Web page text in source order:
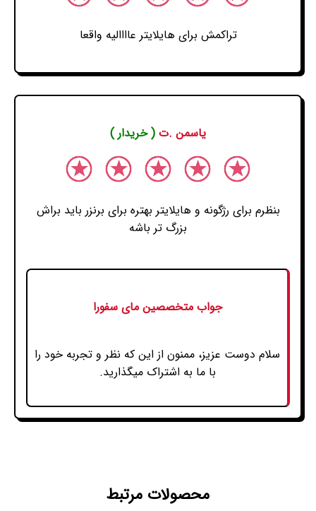
تراکمش برای هایلایتر عاااالیه واقعا
یاسمن .ت ( خریدار )
بنظرم برای رژگونه و هایلایتر بهتره برای برنزر باید براش
بزرگ تر باشه
جواب متخصصین مای سفورا
سلام دوست عزیز، ممنون از این که نظر و تجربه خود را
با ما به اشتراک میگذارید.
محصولات مرتبط